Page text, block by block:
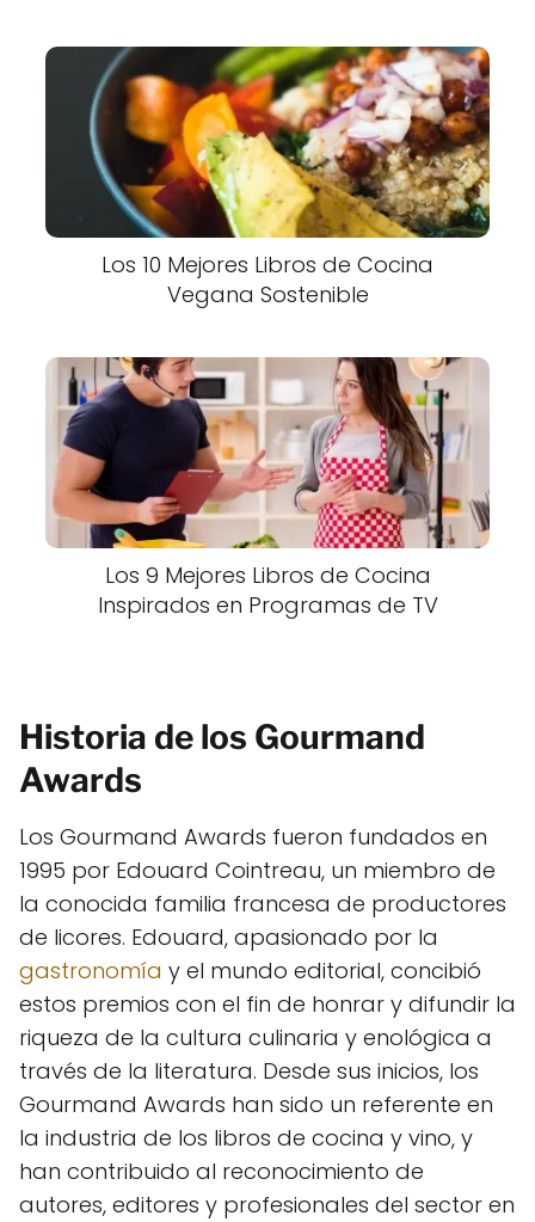
Los 10 Mejores Libros de Cocina
Vegana Sostenible
Los 9 Mejores Libros de Cocina
Inspirados en Programas de TV
Historia de los Gourmand
Awards
Los Gourmand Awards fueron fundados en
1995 por Edouard Cointreau, un miembro de
la conocida familia francesa de productores
de licores. Edouard, apasionado por la
gastronomía y el mundo editorial, concibió
estos premios con el fin de honrar y difundir la
riqueza de la cultura culinaria y enológica a
través de la literatura. Desde sus inicios, los
Gourmand Awards han sido un referente en
la industria de los libros de cocina y vino, y
han contribuido al reconocimiento de
autores, editores y profesionales del sector en